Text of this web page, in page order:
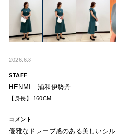
2026.6.8
STAFF
HENMI 浦和伊勢丹
【身長】 160CM
コメント
優雅なドレープ感のある美しいシ